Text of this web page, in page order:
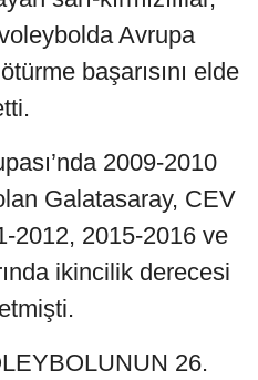
Avrupa
başarısını elde
2009-2010
Galatasaray, CEV
2012, 2015-2016 ve
ikincilik derecesi
26.